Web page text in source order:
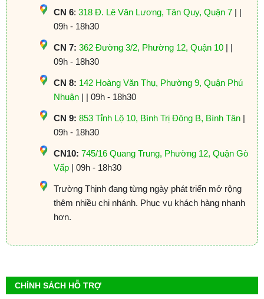
CN 6: 318 Đ. Lê Văn Lương, Tân Quy, Quận 7| |
09h - 18h30
CN 7: 362 Đường 3/2, Phường 12, Quận 10| |
09h - 18h30
CN 8: 142 Hoàng Văn Thụ, Phường 9, Quận Phú
Nhuận| | 09h - 18h30
CN 9: 853 Tỉnh Lộ 10, Bình Trị Đông B, Bình Tân|
09h - 18h30
CN10: 745/16 Quang Trung, Phường 12, Quận Gò
Vấp| 09h - 18h30
Trường Thịnh đang từng ngày phát triển mở rộng
thêm nhiều chi nhánh. Phục vụ khách hàng nhanh
hơn.
CHÍNH SÁCH HỖ TRỢ